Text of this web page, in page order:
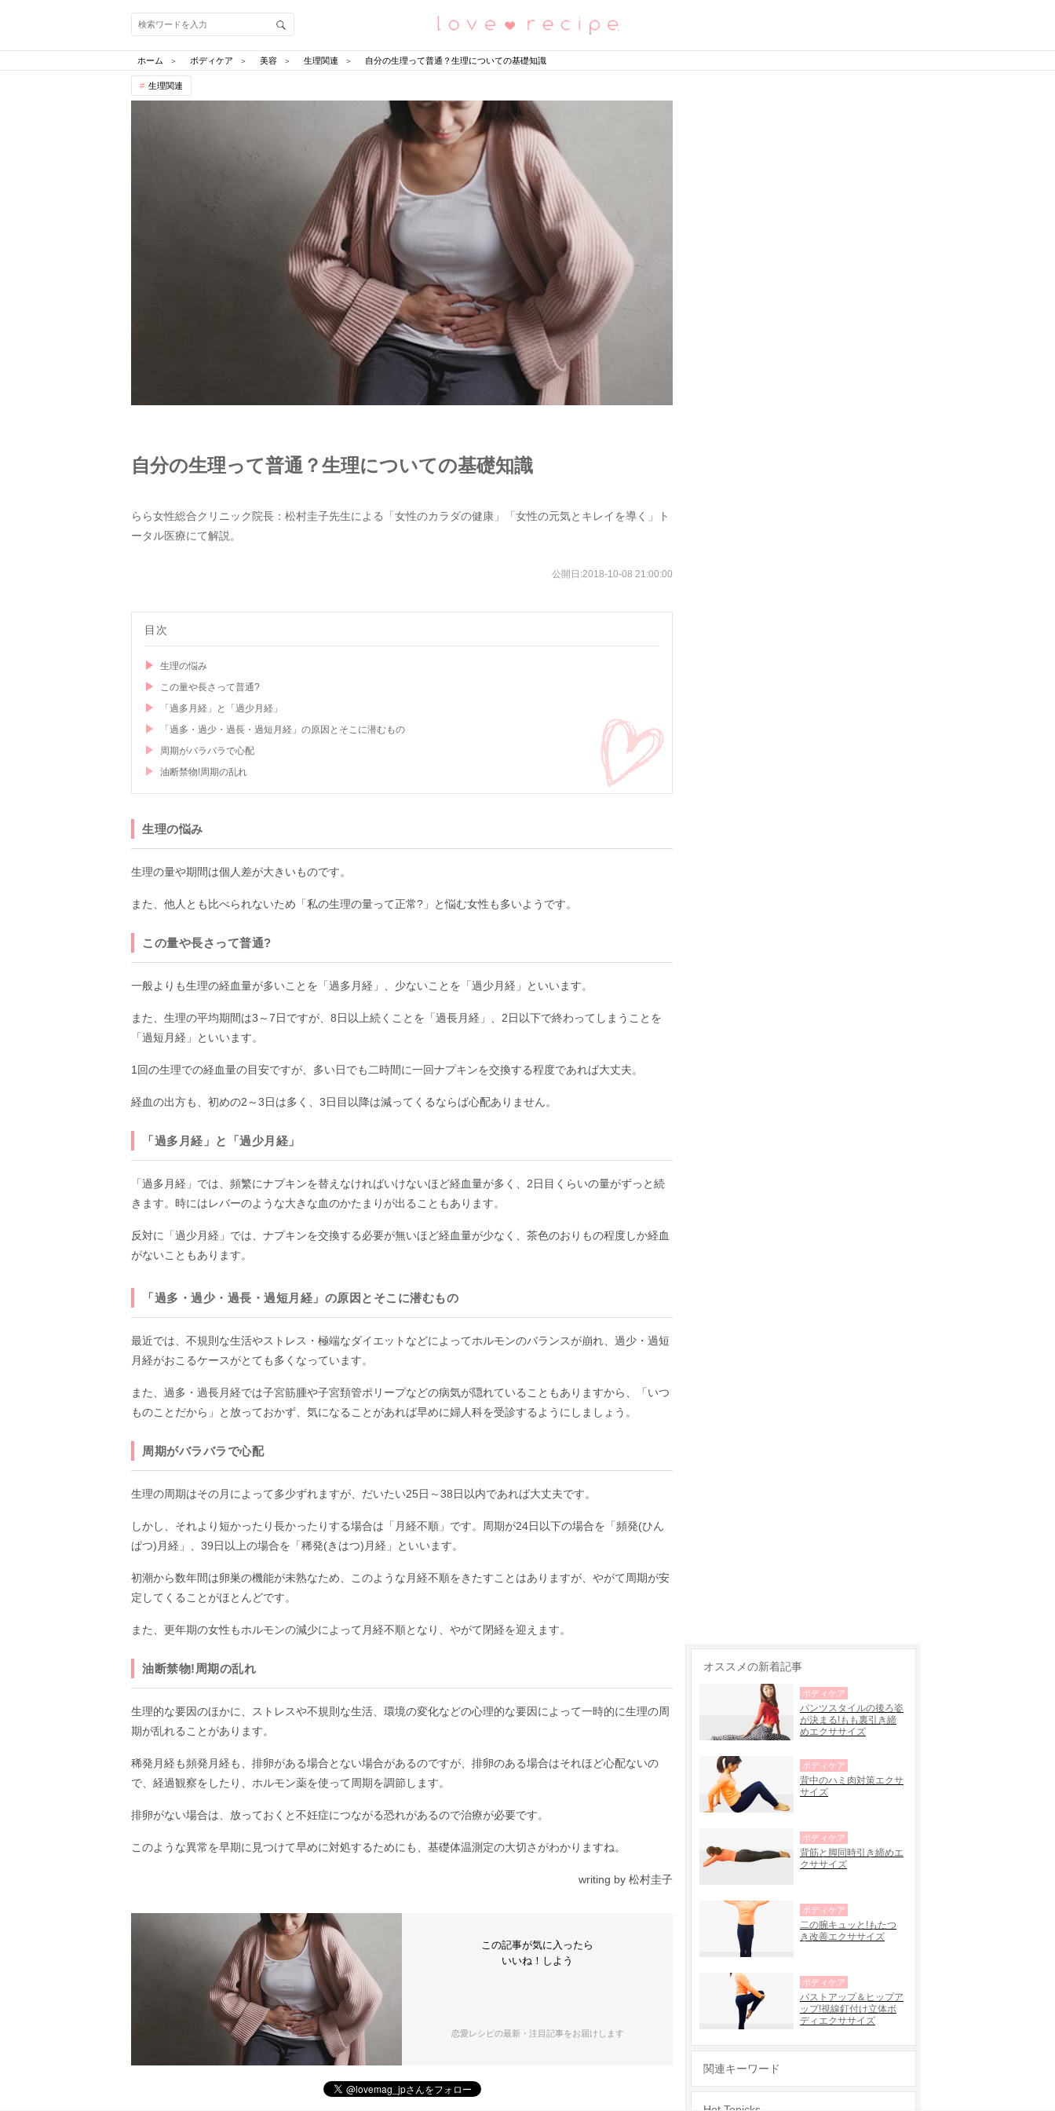
恋愛レシピ
ホーム ボディケア 美容 生理関連 自分の生理って普通？生理についての基礎知識
生理関連
自分の生理って普通？生理についての基礎知識
らら女性総合クリニック院長：松村圭子先生による「女性のカラダの健康」「女性の元気とキレイを導く」ト
ータル医療にて解説。
公開日:2018-10-08 21:00:00
目次
生理の悩み
この量や長さって普通?
「過多月経」と「過少月経」
「過多・過少・過長・過短月経」の原因とそこに潜むもの
周期がバラバラで心配
油断禁物!周期の乱れ
生理の悩み
生理の量や期間は個人差が大きいものです。
また、他人とも比べられないため「私の生理の量って正常?」と悩む女性も多いようです。
この量や長さって普通?
一般よりも生理の経血量が多いことを「過多月経」、少ないことを「過少月経」といいます。
また、生理の平均期間は3～7日ですが、8日以上続くことを「過長月経」、2日以下で終わってしまうことを
「過短月経」といいます。
1回の生理での経血量の目安ですが、多い日でも二時間に一回ナプキンを交換する程度であれば大丈夫。
経血の出方も、初めの2～3日は多く、3日目以降は減ってくるならば心配ありません。
「過多月経」と「過少月経」
「過多月経」では、頻繁にナプキンを替えなければいけないほど経血量が多く、2日目くらいの量がずっと続
きます。時にはレバーのような大きな血のかたまりが出ることもあります。
反対に「過少月経」では、ナプキンを交換する必要が無いほど経血量が少なく、茶色のおりもの程度しか経血
がないこともあります。
「過多・過少・過長・過短月経」の原因とそこに潜むもの
最近では、不規則な生活やストレス・極端なダイエットなどによってホルモンのバランスが崩れ、過少・過短
月経がおこるケースがとても多くなっています。
また、過多・過長月経では子宮筋腫や子宮頚管ポリープなどの病気が隠れていることもありますから、「いつ
ものことだから」と放っておかず、気になることがあれば早めに婦人科を受診するようにしましょう。
周期がバラバラで心配
生理の周期はその月によって多少ずれますが、だいたい25日～38日以内であれば大丈夫です。
しかし、それより短かったり長かったりする場合は「月経不順」です。周期が24日以下の場合を「頻発(ひん
ぱつ)月経」、39日以上の場合を「稀発(きはつ)月経」といいます。
初潮から数年間は卵巣の機能が未熟なため、このような月経不順をきたすことはありますが、やがて周期が安
定してくることがほとんどです。
また、更年期の女性もホルモンの減少によって月経不順となり、やがて閉経を迎えます。
油断禁物!周期の乱れ
生理的な要因のほかに、ストレスや不規則な生活、環境の変化などの心理的な要因によって一時的に生理の周
期が乱れることがあります。
稀発月経も頻発月経も、排卵がある場合とない場合があるのですが、排卵のある場合はそれほど心配ないの
で、経過観察をしたり、ホルモン薬を使って周期を調節します。
排卵がない場合は、放っておくと不妊症につながる恐れがあるので治療が必要です。
このような異常を早期に見つけて早めに対処するためにも、基礎体温測定の大切さがわかりますね。
writing by 松村圭子
この記事が気に入ったら
いいね！しよう
恋愛レシピの最新・注目記事をお届けします
オススメの新着記事
パンツスタイルの後ろ姿
が決まる!もも裏引き締
めエクササイズ
ボディケア
背中のハミ肉対策エクサ
サイズ
ボディケア
背筋と脚同時引き締めエ
クササイズ
ボディケア
二の腕キュッと!もたつ
き改善エクササイズ
ボディケア
バストアップ＆ヒップア
ップ!視線釘付け立体ボ
ディエクササイズ
ボディケア
関連キーワード